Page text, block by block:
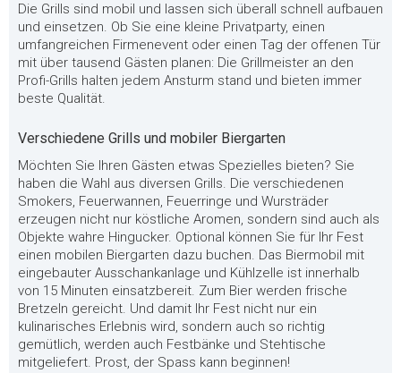
Die Grills sind mobil und lassen sich überall schnell aufbauen
und einsetzen. Ob Sie eine kleine Privatparty, einen
umfangreichen Firmenevent oder einen Tag der offenen Tür
mit über tausend Gästen planen: Die Grillmeister an den
Profi-Grills halten jedem Ansturm stand und bieten immer
beste Qualität.
Verschiedene Grills und mobiler Biergarten
Möchten Sie Ihren Gästen etwas Spezielles bieten? Sie
haben die Wahl aus diversen Grills. Die verschiedenen
Smokers, Feuerwannen, Feuerringe und Wursträder
erzeugen nicht nur köstliche Aromen, sondern sind auch als
Objekte wahre Hingucker. Optional können Sie für Ihr Fest
einen mobilen Biergarten dazu buchen. Das Biermobil mit
eingebauter Ausschankanlage und Kühlzelle ist innerhalb
von 15 Minuten einsatzbereit. Zum Bier werden frische
Bretzeln gereicht. Und damit Ihr Fest nicht nur ein
kulinarisches Erlebnis wird, sondern auch so richtig
gemütlich, werden auch Festbänke und Stehtische
mitgeliefert. Prost, der Spass kann beginnen!